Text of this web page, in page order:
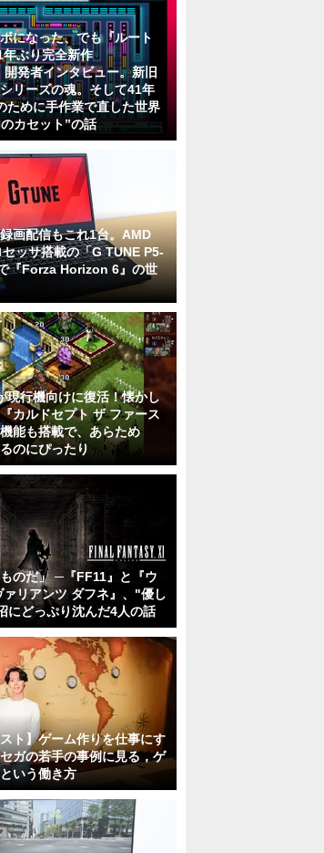
になった、でも『ルート
ぶり完全新作
開発者インタビュー。新旧
リーズの魂。そして41年
ために手作業で直した世界
カセット”の話
画配信もこれ1台。AMD
ッサ搭載の「G TUNE P5-
『Forza Horizon 6』の世
現行機向けに復活！懐かし
カルドセプト ザ ファース
能も搭載で、あらため
のにぴったり
ものだ」 ─『FF11』と『ウ
ァリアンツ ダフネ』、"優し
にどっぷり沈んだ4人の話
ト】ゲーム作りを仕事にす
ガの若手の事例に見る，ゲ
いう働き方